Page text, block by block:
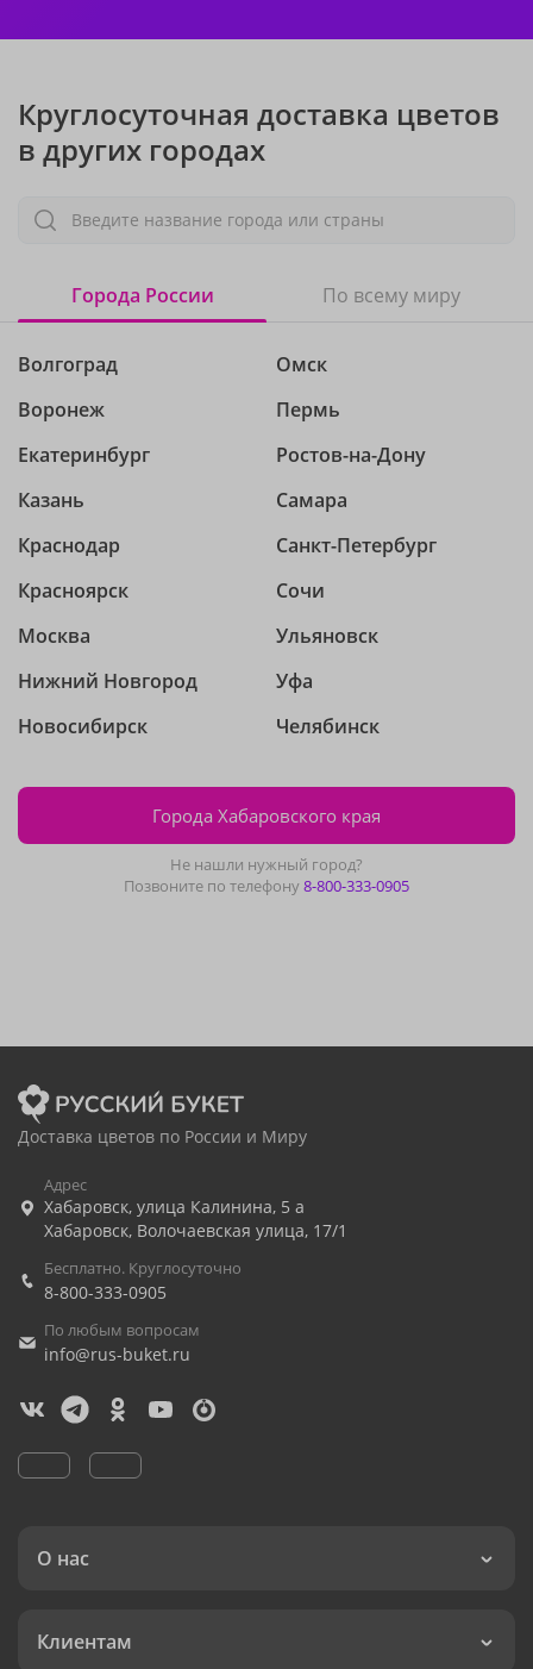
Круглосуточная доставка цветов
в других городах
Введите название города или страны
Города России По всему миру
Волгоград
Воронеж
Екатеринбург
Казань
Краснодар
Красноярск
Москва
Нижний Новгород
Новосибирск
Омск
Пермь
Ростов-на-Дону
Самара
Санкт-Петербург
Сочи
Ульяновск
Уфа
Челябинск
Города Хабаровского края
Не нашли нужный город?
Позвоните по телефону8-800-333-0905
Доставка цветов по России и Миру
Адрес
Хабаровск, улица Калинина, 5 а
Хабаровск, Волочаевская улица, 17/1
Бесплатно. Круглосуточно
8-800-333-0905
По любым вопросам
info@rus-buket.ru
О нас
Клиентам